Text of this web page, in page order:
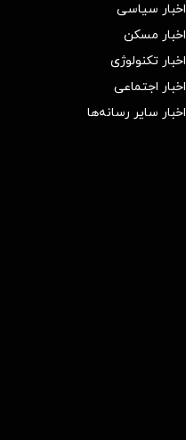
اخبار سیاسی
اخبار مسکن
اخبار تکنولوژی
اخبار اجتماعی
اخبار سایر رسانه‌‌ها